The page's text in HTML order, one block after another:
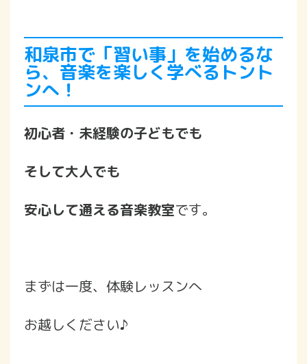
和泉市で「習い事」を始めるな
ら、音楽を楽しく学べるトント
ンへ！
初心者・未経験の子どもでも
そして大人でも
安心して通える音楽教室です。
まずは一度、体験レッスンへ
お越しください♪